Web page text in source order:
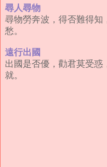
尋人尋物
尋物勞奔波，得否難得
愁。
遠行出國
出國是否優，勸君莫受
就。